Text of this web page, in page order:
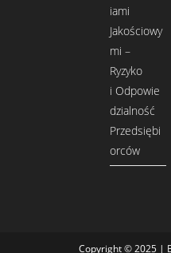
iami
Jakościowy
mi –
Ryzyko
i Odpowie
dzialność
Przedsiębi
orców
Copyright © 2025 |